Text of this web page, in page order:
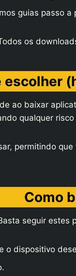
guias passo
os
escolher
ao baixar
qualquer
permitindo
Como
seguir estes
o dispositivo